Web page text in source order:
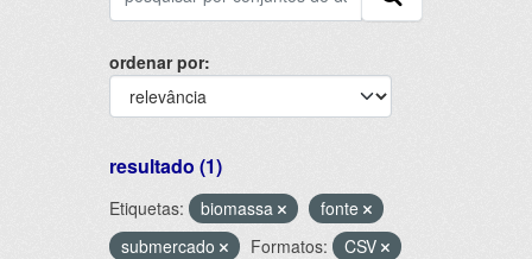
ordenar por
resultado (1)
Etiquetas: biomassa
fonte
submercado
Formatos:
CSV